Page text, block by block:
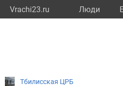
Vrachi23.ru Люди
Тбилисская ЦРБ